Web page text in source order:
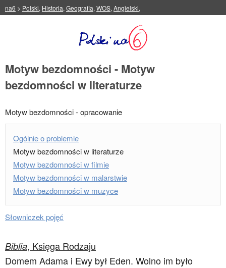
na6 > Polski, Historia, Geografia, WOS, Angielski,
Motyw bezdomności - Motyw
bezdomności w literaturze
Motyw bezdomności - opracowanie
Ogólnie o problemie
Motyw bezdomności w literaturze
Motyw bezdomności w filmie
Motyw bezdomności w malarstwie
Motyw bezdomności w muzyce
Słowniczek pojęć
Biblia, Księga Rodzaju
Domem Adama i Ewy był Eden. Wolno im było